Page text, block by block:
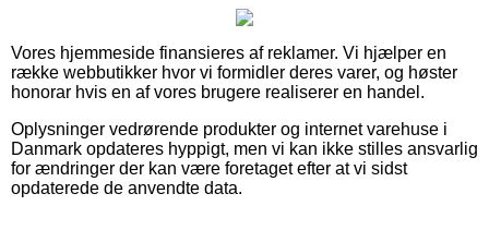
Vores hjemmeside finansieres af reklamer. Vi hjælper en
række webbutikker hvor vi formidler deres varer, og høster
honorar hvis en af vores brugere realiserer en handel.
Oplysninger vedrørende produkter og internet varehuse i
Danmark opdateres hyppigt, men vi kan ikke stilles ansvarlig
for ændringer der kan være foretaget efter at vi sidst
opdaterede de anvendte data.